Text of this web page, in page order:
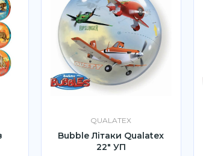
QUALATEX
Bubble Літаки Qualatex
22" УП